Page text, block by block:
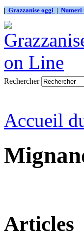
| Grazzanise oggi |
Rechercher
Accueil
Articles